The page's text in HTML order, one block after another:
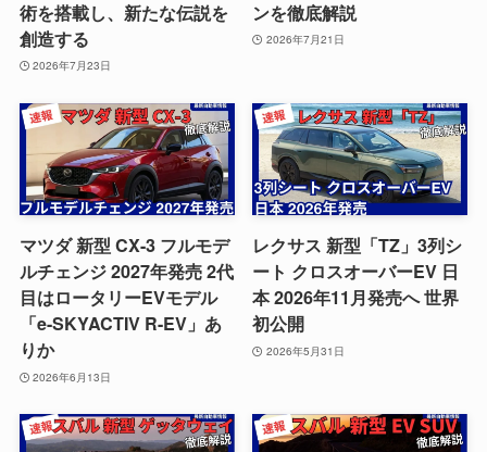
術を搭載し、新たな伝説を
創造する
2026年7月23日
ンを徹底解説
2026年7月21日
マツダ 新型 CX-3 フルモデ
ルチェンジ 2027年発売 2代
目はロータリーEVモデル
「e-SKYACTIV R-EV」あ
りか
2026年6月13日
レクサス 新型「TZ」3列シ
ート クロスオーバーEV 日
本 2026年11月発売へ 世界
初公開
2026年5月31日